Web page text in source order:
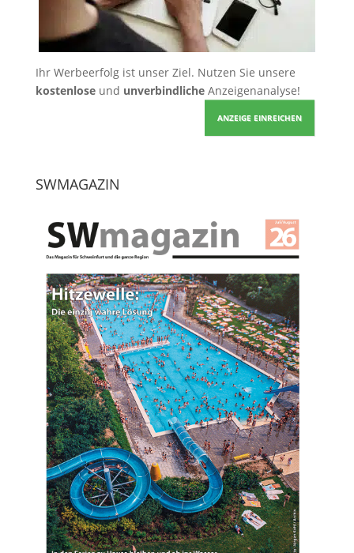
Ihr Werbeerfolg ist unser Ziel. Nutzen Sie unsere
kostenloseund unverbindlicheAnzeigenanalyse!
ANZEIGE EINREICHEN
SWMAGAZIN